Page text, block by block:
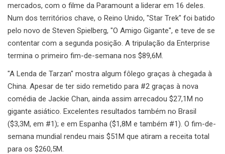
mercados, com o filme da Paramount a liderar em 16 deles.
Num dos territórios chave, o Reino Unido, "Star Trek" foi batido
pelo novo de Steven Spielberg, "O Amigo Gigante", e teve de se
contentar com a segunda posição. A tripulação da Enterprise
termina o primeiro fim-de-semana nos $89,6M.
"A Lenda de Tarzan" mostra algum fôlego graças à chegada à
China. Apesar de ter sido remetido para #2 graças à nova
comédia de Jackie Chan, ainda assim arrecadou $27,1M no
gigante asiático. Excelentes resultados também no Brasil
($3,3M, em #1); e em Espanha ($1,8M e também #1). O fim-de-
semana mundial rendeu mais $51M que atiram a receita total
para os $260,5M.